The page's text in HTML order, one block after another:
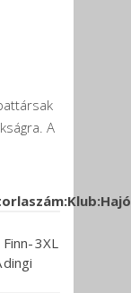
A
Klub:
Finn-
dingi
3XL